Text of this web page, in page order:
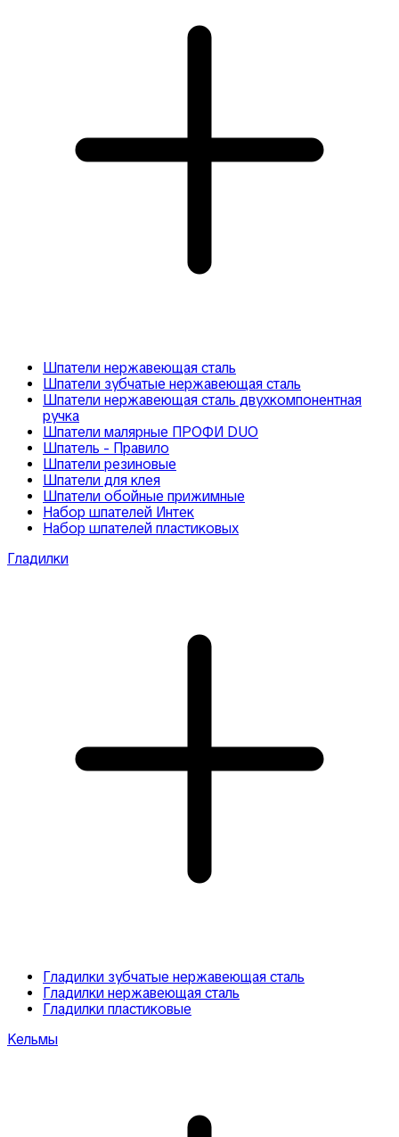
Шпатели нержавеющая сталь
Шпатели зубчатые нержавеющая сталь
Шпатели нержавеющая сталь двухкомпонентная
ручка
Шпатели малярные ПРОФИ DUO
Шпатель - Правило
Шпатели резиновые
Шпатели для клея
Шпатели обойные прижимные
Набор шпателей Интек
Набор шпателей пластиковых
Гладилки
Гладилки зубчатые нержавеющая сталь
Гладилки нержавеющая сталь
Гладилки пластиковые
Кельмы